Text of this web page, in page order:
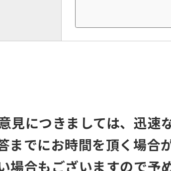
見につきましては、迅速
までにお時間を頂く場合
場合もございますので予